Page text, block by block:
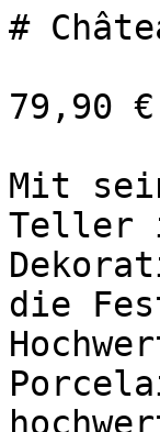
#
79,90
Mit
Teller
die